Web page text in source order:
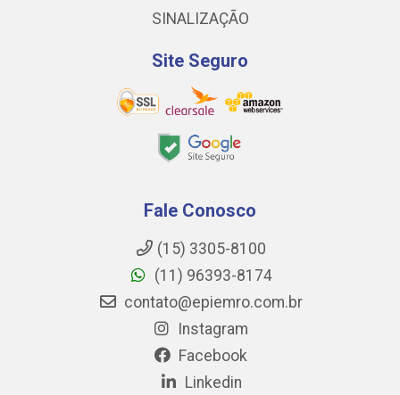
SINALIZAÇÃO
Site Seguro
Fale Conosco
(15) 3305-8100
(11) 96393-8174
contato@epiemro.com.br
Instagram
Facebook
Linkedin